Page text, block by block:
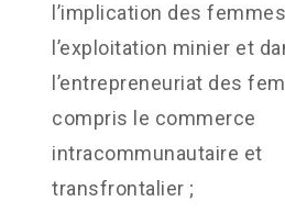
l’implication des
l’exploitation minier et
l’entrepreneuriat des
compris le commerce
intracommunautaire et
transfrontalier ;